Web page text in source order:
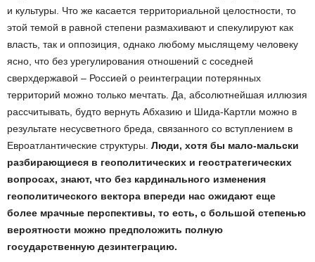
и культуры. Что же касается территориальной целостности, то
этой темой в равной степени размахивают и спекулируют как
власть, так и оппозиция, однако любому мыслящему человеку
ясно, что без урегулирования отношений с соседней
сверхдержавой – Россией о реинтеграции потерянных
территорий можно только мечтать. Да, абсолютнейшая иллюзия
рассчитывать, будто вернуть Абхазию и Шида-Картли можно в
результате несусветного бреда, связанного со вступлением в
Евроатлантические структуры. Люди, хотя бы мало-мальски
разбирающиеся в геополитических и геостратегических
вопросах, знают, что без кардинального изменения
геополитического вектора впереди нас ожидают еще
более мрачные перспективы, то есть, с большой степенью
вероятности можно предположить полную
государственную дезинтеграцию.